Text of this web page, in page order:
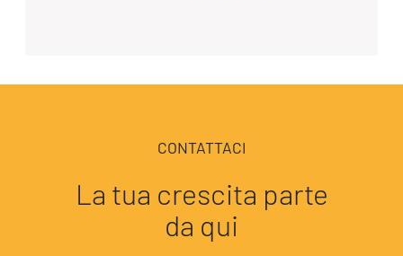
CONTATTACI
La tua crescita parte
da qui